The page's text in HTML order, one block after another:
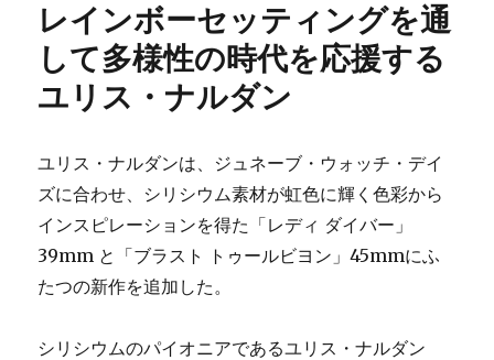
ー
ト
ン
の
ア
イ
ン
ッ
グ
「カ
シ
ヌ」
レインボーセッティングを通
して多様性の時代を応援する
ユリス・ナルダン
ユリス・ナルダンは、ジュネーブ・ウォッチ・デイ
ズに合わせ、シリシウム素材が虹色に輝く色彩から
インスピレーションを得た「レディ ダイバー」
39mm と「ブラスト トゥールビヨン」45mmにふ
たつの新作を追加した。
シリシウムのパイオニアであるユリス・ナルダン